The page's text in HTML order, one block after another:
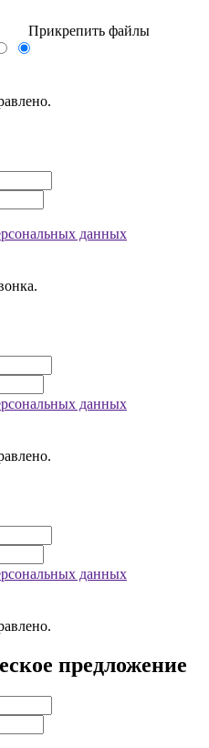
Прикрепить файлы
данных
данных
данных
предложение